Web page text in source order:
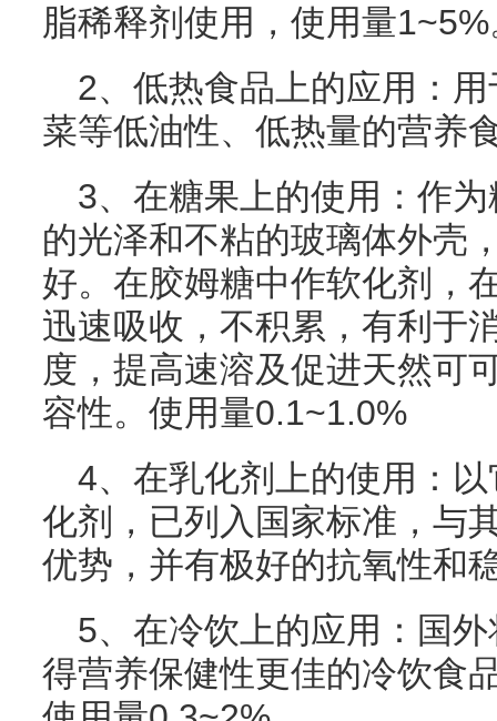
脂稀释剂使用，使用量
2、低热食品上的应用：
菜等低油性、低热量的营养
3、在糖果上的使用：作
的光泽和不粘的玻璃体外壳
好。在胶姆糖中作软化剂，
迅速吸收，不积累，有利于
度，提高速溶及促进天然可
容性。使用量0.1~1.0%
4、在乳化剂上的使用：
化剂，已列入国家标准，与
优势，并有极好的抗氧性和
5、在冷饮上的应用：国
得营养保健性更佳的冷饮食